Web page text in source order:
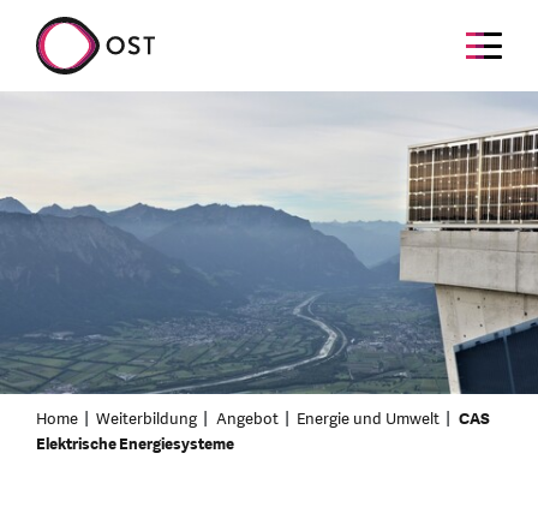
Home Weiterbildung Angebot Energie und Umwelt
CAS
Elektrische Energiesysteme